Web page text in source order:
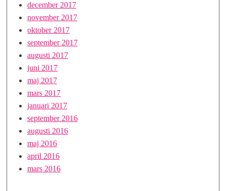
december 2017
november 2017
oktober 2017
september 2017
augusti 2017
juni 2017
maj 2017
mars 2017
januari 2017
september 2016
augusti 2016
maj 2016
april 2016
mars 2016